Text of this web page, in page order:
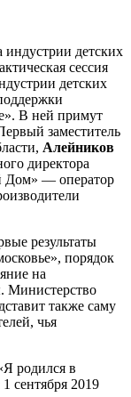
индустрии детских
сессия
детских
В ней примут
заместитель
Алейников
директора
Дом» — оператор
результаты
порядок
на
Министерство
также саму
чья
родился в
сентября 2019